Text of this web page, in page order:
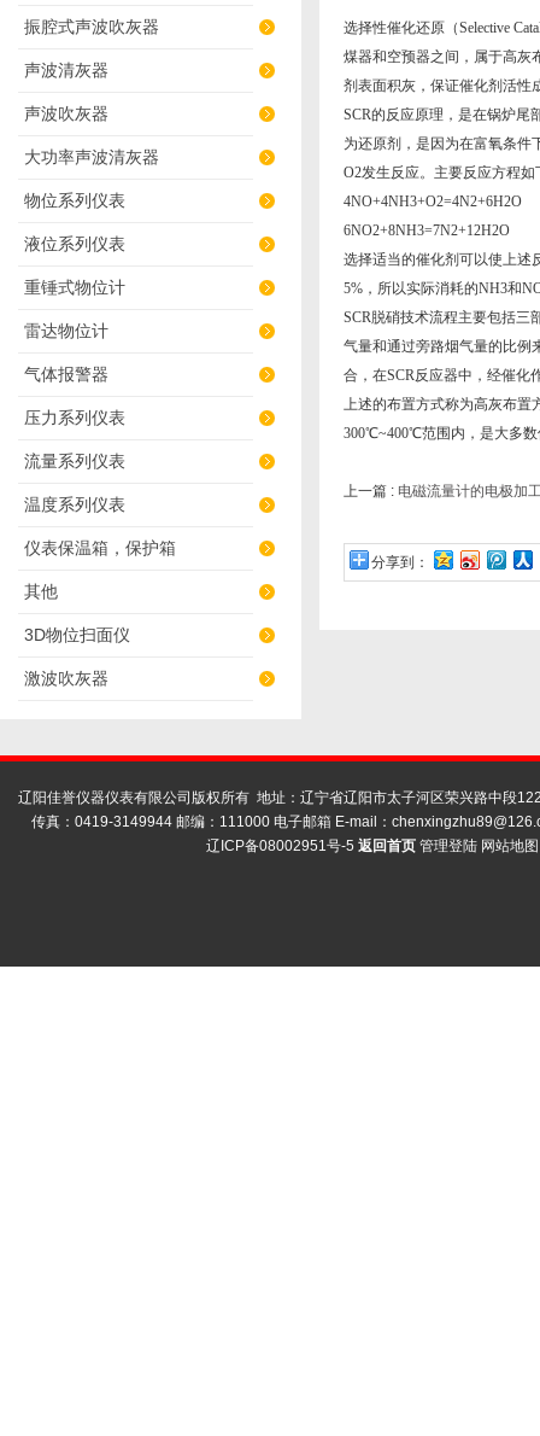
振腔式声波吹灰器
声波清灰器
声波吹灰器
大功率声波清灰器
物位系列仪表
液位系列仪表
重锤式物位计
雷达物位计
气体报警器
压力系列仪表
流量系列仪表
温度系列仪表
仪表保温箱，保护箱
其他
3D物位扫面仪
激波吹灰器
选择性催化还原（Selective
煤器和空预器之间，属于高灰
剂表面积灰，保证催化剂活性
SCR的反应原理，是在锅炉尾
为还原剂，是因为在富氧条件
O2发生反应。主要反应方程如
4NO+4NH3+O2=4N2+6H2O
6NO2+8NH3=7N2+12H2O
选择适当的催化剂可以使上述
5%，所以实际消耗的NH3和
SCR脱硝技术流程主要包括三
气量和通过旁路烟气量的比例
合，在SCR反应器中，经催化
上述的布置方式称为高灰布置
300℃~400℃范围内，是大多
上一篇 : 电磁流量计的电极加
分享到：
辽阳佳誉仪器仪表有限公司版权所有 地址：辽宁省辽阳市太子河区荣兴路中段
传真：0419-3149944 邮编：111000 电子邮箱 E-mail：
辽ICP备08002951号-5 返回首页 管理登陆 网站地图